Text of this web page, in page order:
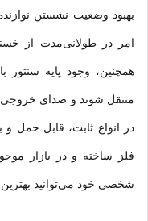
بهبود وضعیت نشستن
امر در طولانی‌مدت از
همچنین، وجود پایه
منتقل شوند و صدای خروجی
در انواع ثابت، قابل حمل و
فلز ساخته و در بازار
شخصی خود می‌توانید بهترین